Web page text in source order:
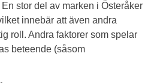
stor del av marken i Österåker
innebär att även andra
roll. Andra faktorer som spelar
beteende (såsom